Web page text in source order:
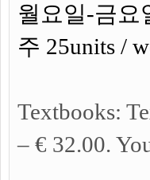
월요일-금요
주 25units /
Textbooks:
– € 32.00.